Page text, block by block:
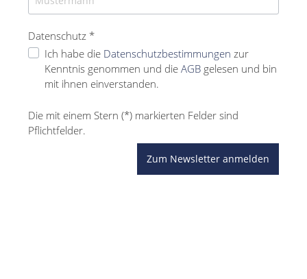
Datenschutz *
Ich habe die Datenschutzbestimmungen zur
Kenntnis genommen und die AGB gelesen und bin
mit ihnen einverstanden.
Die mit einem Stern (*) markierten Felder sind
Pflichtfelder.
Zum Newsletter anmelden